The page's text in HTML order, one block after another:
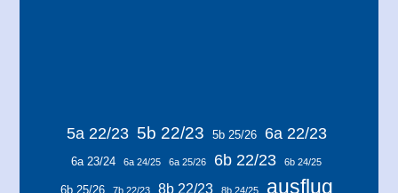
5a 22/23 5b 22/23 5b 25/26 6a 22/23
6a 23/24 6a 24/25 6a 25/26 6b 22/23 6b 24/25
6b 25/26 7b 22/23 8b 22/23 8b 24/25 ausflug